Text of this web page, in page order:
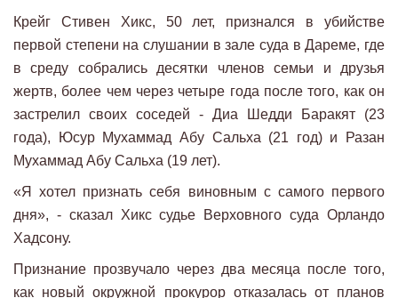
Крейг Стивен Хикс, 50 ​​лет, признался в убийстве
первой степени на слушании в зале суда в Дареме, где
в среду собрались десятки членов семьи и друзья
жертв, более чем через четыре года после того, как он
застрелил своих соседей - Диа Шедди Баракят (23
года), Юсур Мухаммад Абу Сальха (21 год) и Разан
Мухаммад Абу Сальха (19 лет).
«Я хотел признать себя виновным с самого первого
дня», - сказал Хикс судье Верховного суда Орландо
Хадсону.
Признание прозвучало через два месяца после того,
как новый окружной прокурор отказалась от планов